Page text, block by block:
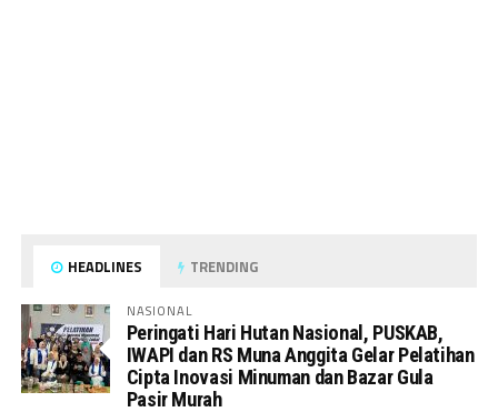
HEADLINES TRENDING
NASIONAL
Peringati Hari Hutan Nasional, PUSKAB,
IWAPI dan RS Muna Anggita Gelar Pelatihan
Cipta Inovasi Minuman dan Bazar Gula
Pasir Murah